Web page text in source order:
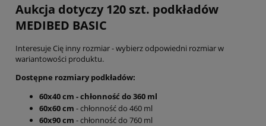
Aukcja dotyczy 120 szt. podkładów
MEDIBED BASIC
Interesuje Cię inny rozmiar - wybierz odpowiedni rozmiar w
wariantowości produktu.
Dostępne rozmiary podkładów:
60x40 cm - chłonność do 360 ml
60x60 cm - chłonność do 460 ml
60x90 cm - chłonność do 760 ml